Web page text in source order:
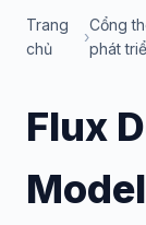
Trang
chủ
›
Cổng
phát
Flux